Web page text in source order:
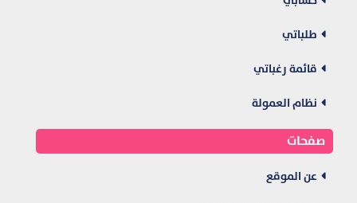
طلباتي
قائمة رغباتي
نظام العمولة
صفحات
عن الموقع